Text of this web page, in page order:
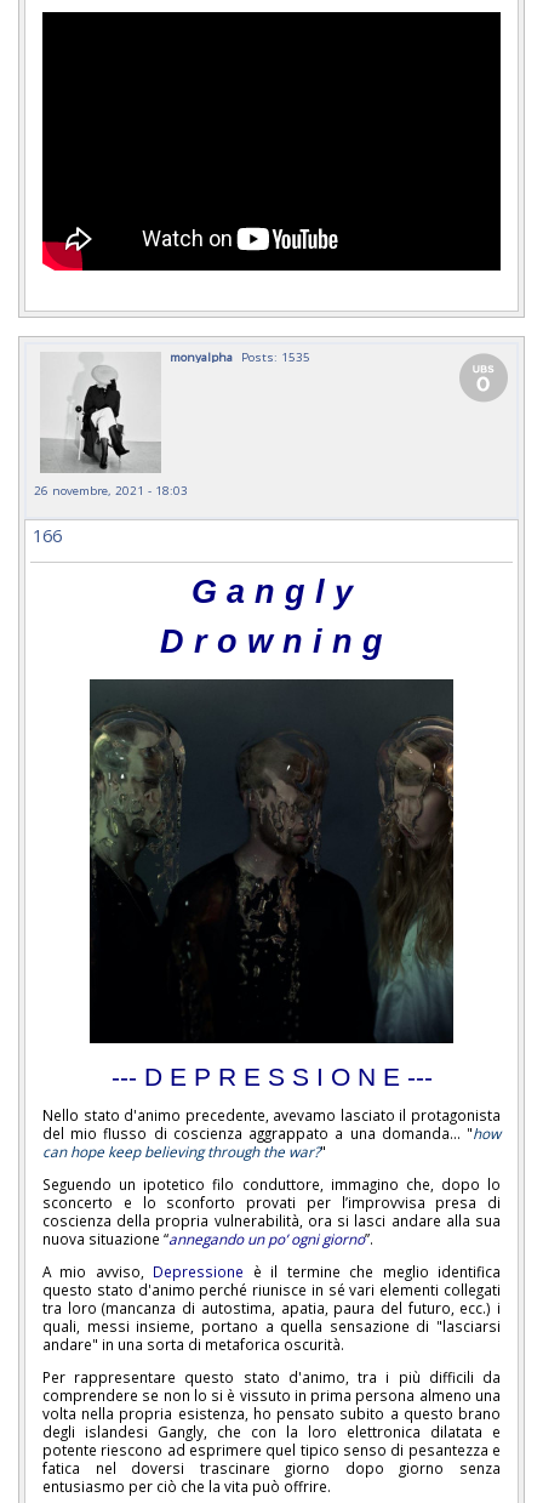
monyalpha Posts: 1535
26 novembre, 2021 - 18:03
166
G a n g l y
D r o w n i n g
--- D E P R E S S I O N E ---
Nello stato d'animo precedente, avevamo lasciato il protagonista
del mio flusso di coscienza aggrappato a una domanda... "how
can hope keep believing through the war?"
Seguendo un ipotetico filo conduttore, immagino che, dopo lo
sconcerto e lo sconforto provati per l’improvvisa presa di
coscienza della propria vulnerabilità, ora si lasci andare alla sua
nuova situazione “annegando un po’ ogni giorno”.
A mio avviso, Depressione è il termine che meglio identifica
questo stato d'animo perché riunisce in sé vari elementi collegati
tra loro (mancanza di autostima, apatia, paura del futuro, ecc.) i
quali, messi insieme, portano a quella sensazione di "lasciarsi
andare" in una sorta di metaforica oscurità.
Per rappresentare questo stato d'animo, tra i più difficili da
comprendere se non lo si è vissuto in prima persona almeno una
volta nella propria esistenza, ho pensato subito a questo brano
degli islandesi Gangly, che con la loro elettronica dilatata e
potente riescono ad esprimere quel tipico senso di pesantezza e
fatica nel doversi trascinare giorno dopo giorno senza
entusiasmo per ciò che la vita può offrire.